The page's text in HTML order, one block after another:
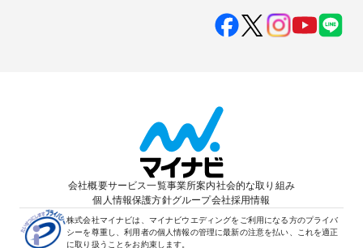
会社概要サービス一覧事業所案内社会的な取り組み
個人情報保護方針グループ会社採用情報
株式会社マイナビは、マイナビウエディングをご利用になる方のプライバ
シーを尊重し、利用者の個人情報の管理に最新の注意を払い、これを適正
に取り扱うことをお約束します。